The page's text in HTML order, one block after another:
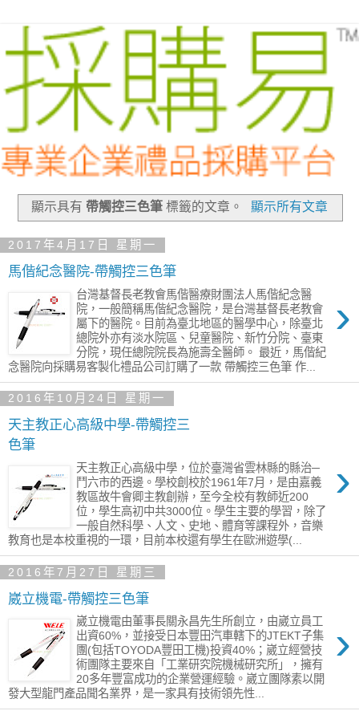
顯示具有 帶觸控三色筆標籤的文章。 顯示所有文章
2017年4月17日 星期一
馬偕紀念醫院-帶觸控三色筆
›
台灣基督長老教會馬偕醫療財團法人馬偕紀念醫
院，一般簡稱馬偕紀念醫院，是台灣基督長老教會
屬下的醫院。目前為臺北地區的醫學中心，除臺北
總院外亦有淡水院區、兒童醫院、新竹分院、臺東
分院，現任總院院長為施壽全醫師。 最近，馬偕紀
念醫院向採購易客製化禮品公司訂購了一款 帶觸控三色筆 作...
2016年10月24日 星期一
天主教正心高級中學-帶觸控三
色筆
›
天主教正心高級中學，位於臺灣省雲林縣的縣治─
鬥六市的西邊。學校創校於1961年7月，是由嘉義
教區故牛會卿主教創辦，至今全校有教師近200
位，學生高初中共3000位。學生主要的學習，除了
一般自然科學、人文、史地、體育等課程外，音樂
教育也是本校重視的一環，目前本校還有學生在歐洲遊學(...
2016年7月27日 星期三
崴立機電-帶觸控三色筆
›
崴立機電由董事長關永昌先生所創立，由崴立員工
出資60%，並接受日本豐田汽車轄下的JTEKT子集
團(包括TOYODA豐田工機)投資40%；崴立經營技
術團隊主要來自「工業研究院機械研究所」，擁有
20多年豐富成功的企業營運經驗。崴立團隊素以開
發大型龍門產品聞名業界，是一家具有技術領先性...